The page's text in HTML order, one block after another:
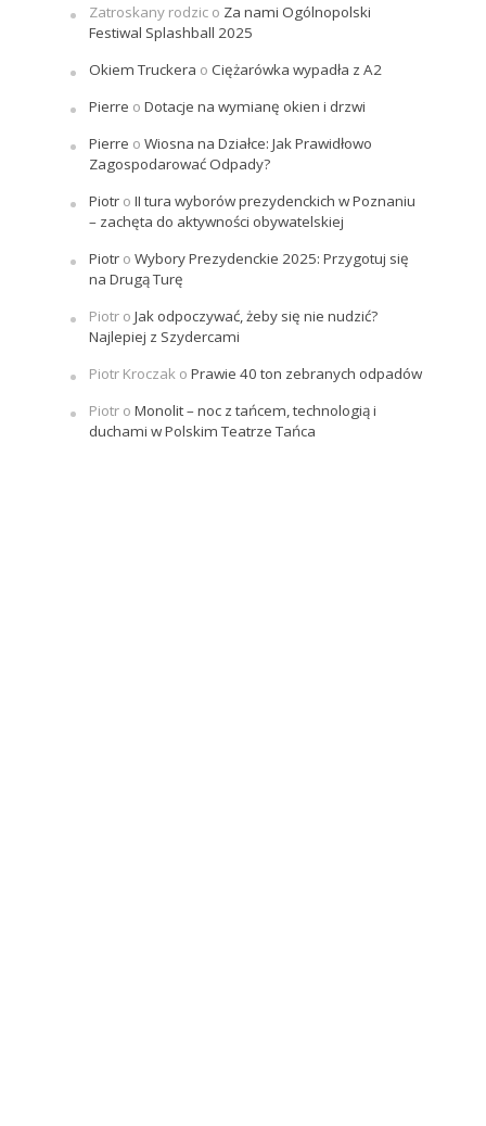
Zatroskany rodzico Za nami Ogólnopolski
Festiwal Splashball 2025
Okiem Truckera o Ciężarówka wypadła z A2
Pierre o Dotacje na wymianę okien i drzwi
Pierre o Wiosna na Działce: Jak Prawidłowo
Zagospodarować Odpady?
Piotro II tura wyborów prezydenckich w Poznaniu
– zachęta do aktywności obywatelskiej
Piotro Wybory Prezydenckie 2025: Przygotuj się
na Drugą Turę
Piotro Jak odpoczywać, żeby się nie nudzić?
Najlepiej z Szydercami
Piotr Kroczako Prawie 40 ton zebranych odpadów
Piotro Monolit – noc z tańcem, technologią i
duchami w Polskim Teatrze Tańca